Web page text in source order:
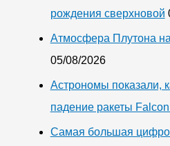
рождения сверхновой
Атмосфера Плутона
05/08/2026
Астрономы показали,
падение ракеты
Самая большая